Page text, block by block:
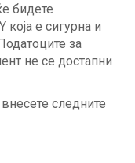
бидeте
која е сигурна и
за
не се достапни
следните